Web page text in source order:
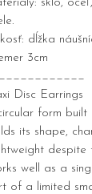
sklo,
dĺžka
3cm
Disc Earrings
form built
its shape,
despite
well as a
of a limited